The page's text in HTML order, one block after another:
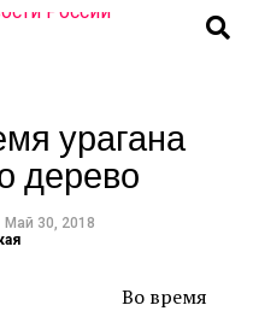
урагана
дерево
Май 30, 2018
Во время